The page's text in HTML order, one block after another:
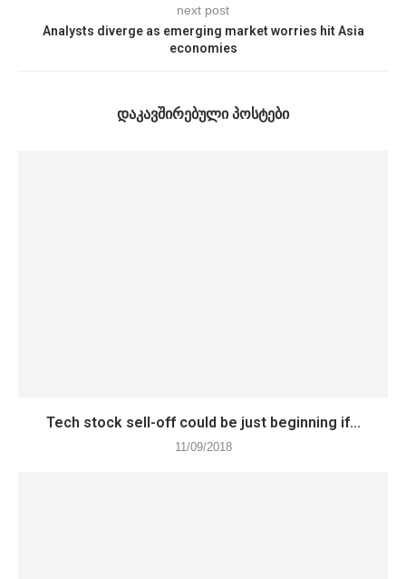
next post
Analysts diverge as emerging market worries hit Asia
economies
ᲓᲐᲙᲐᲕᲨᲘᲠᲔᲑᲣᲚᲘ ᲞᲝᲡᲢᲔᲑᲘ
Tech stock sell-off could be just beginning if...
11/09/2018